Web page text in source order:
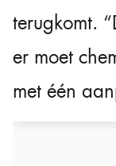
terugkomt.
er moet
met één